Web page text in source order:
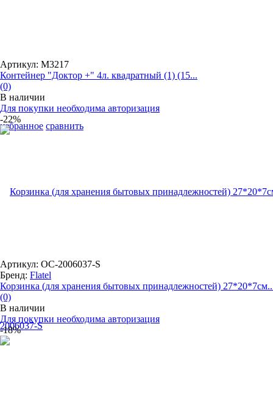
избранное сравнить
Артикул: М3217
Контейнер "Доктор +" 4л. квадратный (1) (15...
(0)
В наличии
Для покупки необходима авторизация
-22%
Артикул: OC-2006037-S
Бренд: Flatel
Корзинка (для хранения бытовых принадлежностей)
(0)
В наличии
Для покупки необходима авторизация
-18%